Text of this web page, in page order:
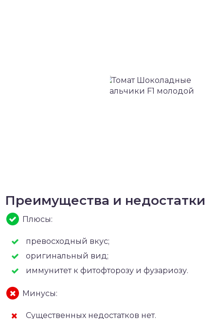
Преимущества и недостатки
Плюсы:
превосходный вкус;
оригинальный вид;
иммунитет к фитофторозу и фузариозу.
Минусы:
Существенных недостатков нет.